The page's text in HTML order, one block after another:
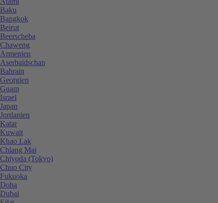
Baku
Bangkok
Beirut
Beerscheba
Chaweng
Armenien
Aserbaidschan
Bahrain
Georgien
Guam
Israel
Japan
Jordanien
Katar
Kuwait
Khao Lak
Chiang Mai
Chiyoda (Tokyo)
Chuo City
Fukuoka
Doha
Dubai